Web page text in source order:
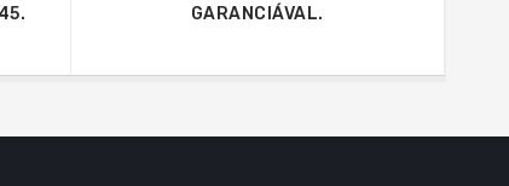
GARANCIÁVAL.